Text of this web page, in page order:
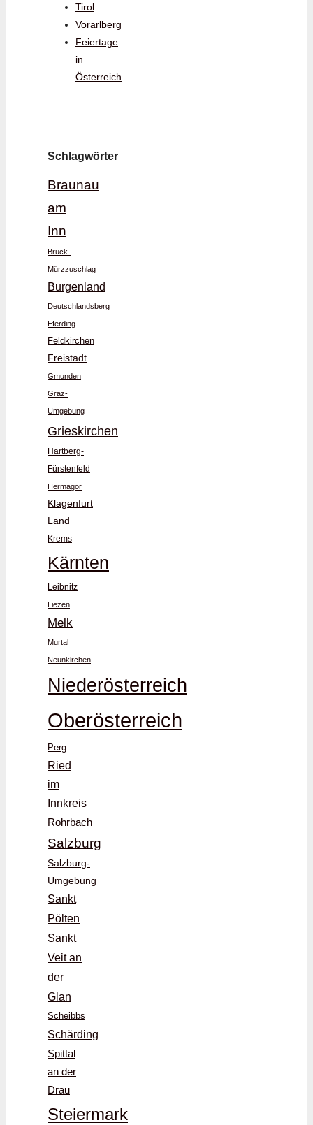
Tirol
Vorarlberg
Feiertage
in
Österreich
Schlagwörter
Braunau
am
Inn
Bruck-
Mürzzuschlag
Burgenland
Deutschlandsberg
Eferding
Feldkirchen
Freistadt
Gmunden
Graz-
Umgebung
Grieskirchen
Hartberg-
Fürstenfeld
Hermagor
Klagenfurt
Land
Krems
Kärnten
Leibnitz
Liezen
Melk
Murtal
Neunkirchen
Niederösterreich
Oberösterreich
Perg
Ried
im
Innkreis
Rohrbach
Salzburg
Salzburg-
Umgebung
Sankt
Pölten
Sankt
Veit an
der
Glan
Scheibbs
Schärding
Spittal
an der
Drau
Steiermark